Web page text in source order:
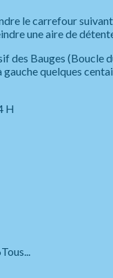
le carrefour
une aire de
des Bauges (Boucle
quelques